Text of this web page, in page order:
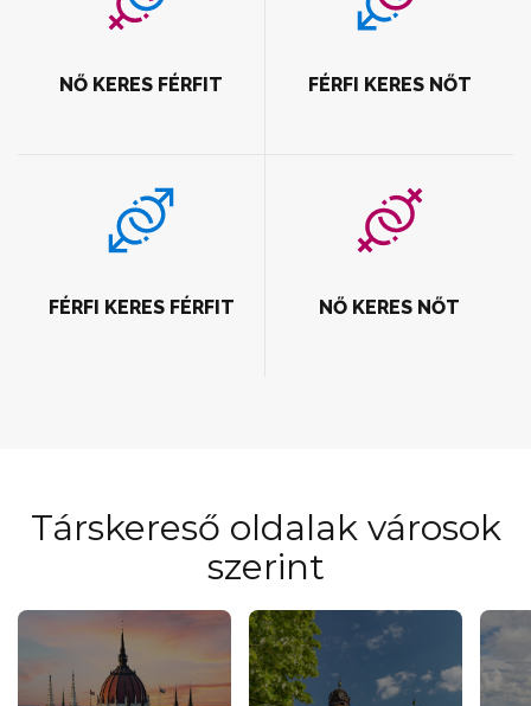
NŐ KERES FÉRFIT FÉRFI KERES NŐT
FÉRFI KERES FÉRFIT NŐ KERES NŐT
Társkereső oldalak városok
szerint